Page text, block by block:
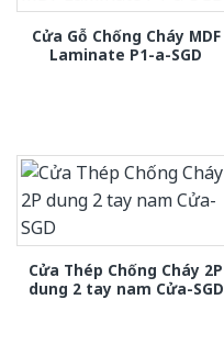
Cửa Gỗ Chống Cháy MDF
Laminate P1-a-SGD
Cửa Thép Chống Cháy 2P
dung 2 tay nam Cửa-SGD